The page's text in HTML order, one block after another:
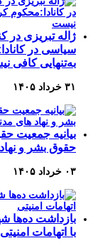
ژاله تبریزی در
سیاسی در
به‌تنهایی کافی
۳۱ خرداد ۱۴۰۵
بیانیه جمعیت
حقوق بشر و
۰۳ خرداد ۱۴۰۵
بازداشت ده‌ها
با اتهامات امنیتی